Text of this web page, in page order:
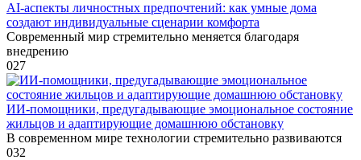
AI-аспекты личностных предпочтений: как умные дома
создают индивидуальные сценарии комфорта
Современный мир стремительно меняется благодаря
внедрению
027
ИИ-помощники, предугадывающие эмоциональное состояние
жильцов и адаптирующие домашнюю обстановку
В современном мире технологии стремительно развиваются
032